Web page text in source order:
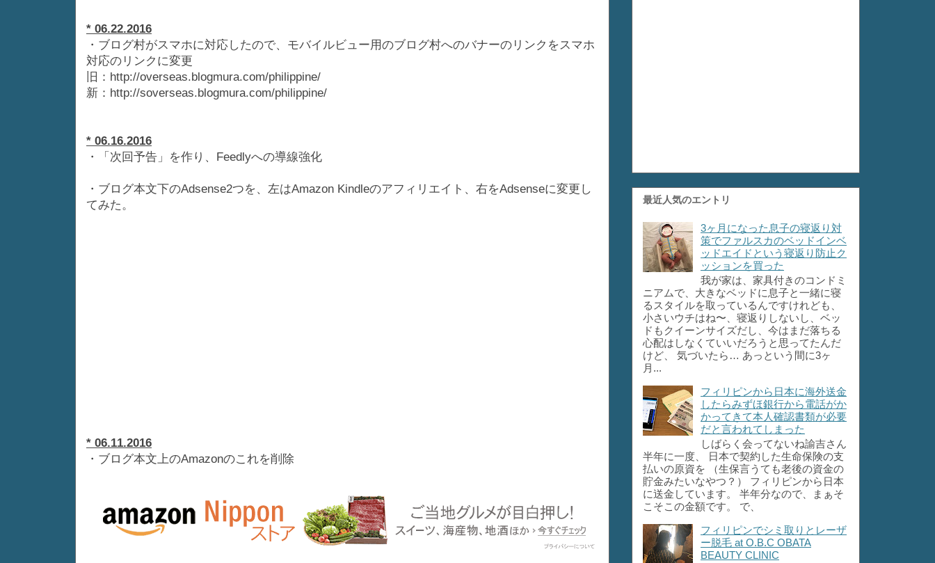
* 06.22.2016
・ブログ村がスマホに対応したので、モバイルビュー用のブログ村へのバナーのリンクをスマホ
対応のリンクに変更
旧：http://overseas.blogmura.com/philippine/
新：http://soverseas.blogmura.com/philippine/
* 06.16.2016
・「次回予告」を作り、Feedlyへの導線強化
・ブログ本文下のAdsense2つを、左はAmazon Kindleのアフィリエイト、右をAdsenseに変更し
てみた。
* 06.11.2016
・ブログ本文上のAmazonのこれを削除
最近人気のエントリ
3ヶ月になった息子の寝返り対
策でファルスカのベッドインベ
ッドエイドという寝返り防止ク
ッションを買った
我が家は、家具付きのコンドミ
ニアムで、大きなベッドに息子と一緒に寝
るスタイルを取っているんですけれども、
小さいウチはね〜、寝返りしないし、ベッ
ドもクイーンサイズだし、今はまだ落ちる
心配はしなくていいだろうと思ってたんだ
けど、 気づいたら… あっという間に3ヶ
月...
フィリピンから日本に海外送金
したらみずほ銀行から電話がか
かってきて本人確認書類が必要
だと言われてしまった
しばらく会ってないね諭吉さん
半年に一度、 日本で契約した生命保険の支
払いの原資を （生保言うても老後の資金の
貯金みたいなやつ？） フィリピンから日本
に送金しています。 半年分なので、まぁそ
こそこの金額です。 で、
フィリピンでシミ取りとレーザ
ー脱毛 at O.B.C OBATA
BEAUTY CLINIC